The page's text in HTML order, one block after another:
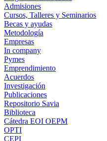
Admisiones
Cursos, Talleres y Seminarios
Becas y ayudas
Metodología
Empresas
In company
Pymes
Emprendimiento
Acuerdos
Investigación
Publicaciones
Repositorio Savia
Biblioteca
Cátedra EOI OEPM
OPTI
CEPI